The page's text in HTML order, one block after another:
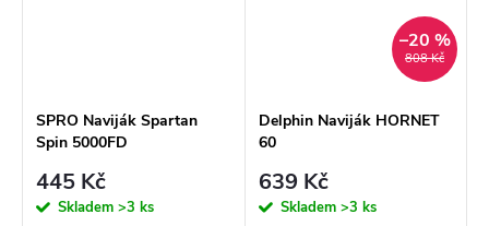
SPRO Naviják Spartan
Spin 5000FD
445 Kč
Skladem >3 ks
808 Kč
–20 %
Delphin Naviják HORNET
60
639 Kč
Skladem >3 ks